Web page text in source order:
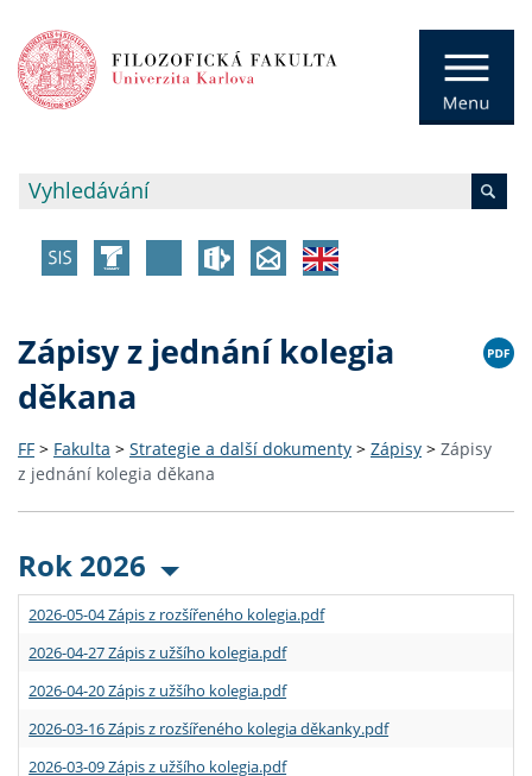
Zápisy z jednání kolegia
děkana
FF > Fakulta > Strategie a další dokumenty > Zápisy > Zápisy
z jednání kolegia děkana
Rok 2026
2026-05-04 Zápis z rozšířeného kolegia.pdf
2026-04-27 Zápis z užšího kolegia.pdf
2026-04-20 Zápis z užšího kolegia.pdf
2026-03-16 Zápis z rozšířeného kolegia děkanky.pdf
2026-03-09 Zápis z užšího kolegia.pdf